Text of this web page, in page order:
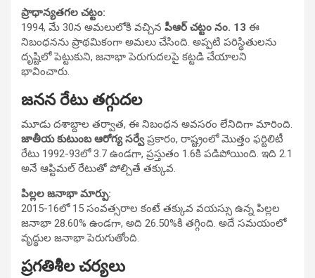
ప్రాధాన్యతగల చట్టం:
1994, మే 30న అమలులోకి వచ్చిన పీఆర్ చట్టం నం. 13 ఈ
నిబంధనను ప్రాథమికంగా అమలు చేసింది. అప్పటి పరిస్థితులను
దృష్టిలో పెట్టుకుని, జనాభా పెరుగుదలపై కట్టడి చేయాలని
భావించారు.
జనన రేటు తగ్గుదల
మూడు దశాబ్దాల తర్వాత, ఈ నిబంధన అవసరం లేనిదిగా మారింది.
జాతీయ కుటుంబ ఆరోగ్య సర్వే ప్రకారం, రాష్ట్రంలో మొత్తం ఫర్టిలిటీ
రేటు 1992-93లో 3.7 ఉండగా, ప్రస్తుతం 1.6కి పడిపోయింది. ఇది 2.1
అనే ఆప్టిమల్ రేటుతో పోల్చితే తక్కువ.
పిల్లల జనాభా మార్పు:
2015-16లో 15 సంవత్సరాల కంటే తక్కువ వయస్సు ఉన్న పిల్లల
జనాభా 28.60% ఉండగా, అది 26.50%కి తగ్గింది. అదే సమయంలో
వృద్ధుల జనాభా పెరుగుతోంది.
ప్రగతిశీల చర్యలు